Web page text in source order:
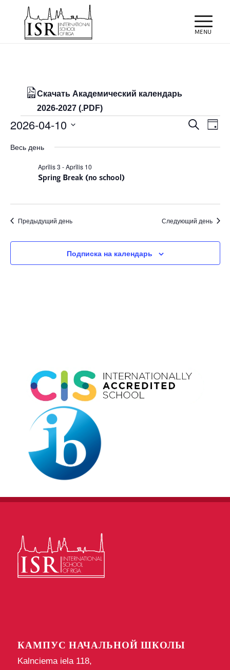
Скачать Академический календарь
2026-2027 (.PDF)
Мероприятия
for
10/04/2026
Поиск
Поиск
День
2026-04-10
дату.
Весь день
Spring Break (no school)
Aprīlis 3 -Aprīlis 10
Предыдущий день Следующий день
Подписка на календарь
КАМПУС НАЧАЛЬНОЙ ШКОЛЫ
Kalnciema iela 118,